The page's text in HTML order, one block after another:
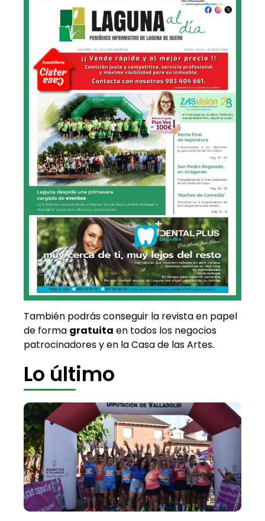
También podrás conseguir la revista en papel
de forma gratuita en todos los negocios
patrocinadores y en la Casa de las Artes.
Lo último